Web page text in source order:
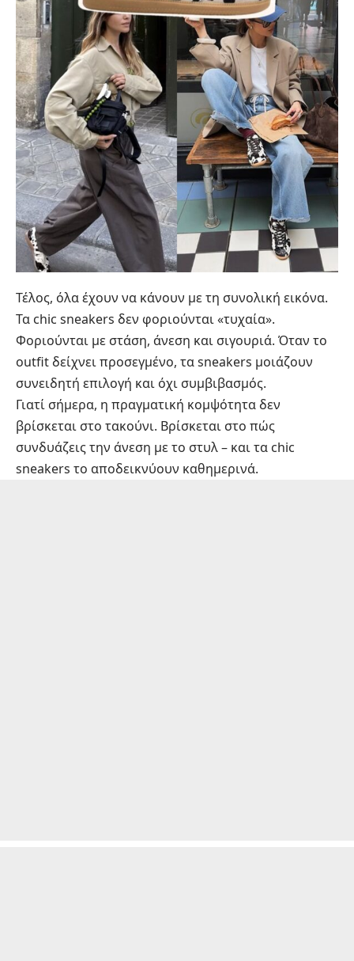
Τέλος, όλα έχουν να κάνουν με τη συνολική εικόνα.
Τα chic sneakers δεν φοριούνται «τυχαία».
Φοριούνται με στάση, άνεση και σιγουριά. Όταν το
outfit δείχνει προσεγμένο, τα sneakers μοιάζουν
συνειδητή επιλογή και όχι συμβιβασμός.
Γιατί σήμερα, η πραγματική κομψότητα δεν
βρίσκεται στο τακούνι. Βρίσκεται στο πώς
συνδυάζεις την άνεση με το στυλ – και τα chic
sneakers το αποδεικνύουν καθημερινά.